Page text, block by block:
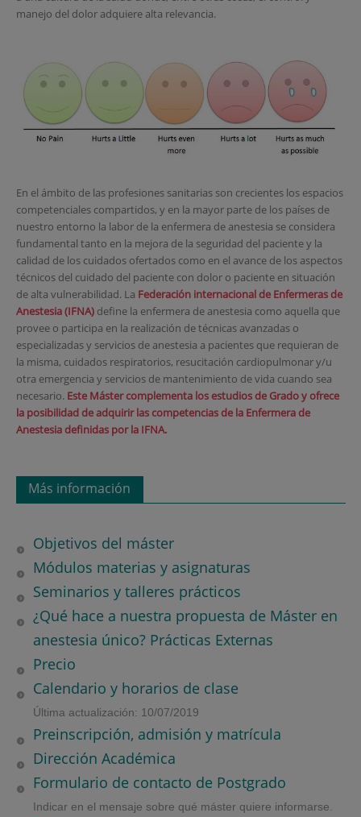
manejo del dolor adquiere alta relevancia.
En el ámbito de las profesiones sanitarias son crecientes los espacios
competenciales compartidos, y en la mayor parte de los países de
nuestro entorno la labor de la enfermera de anestesia se considera
fundamental tanto en la mejora de la seguridad del paciente y la
calidad de los cuidados ofertados como en el avance de los aspectos
técnicos del cuidado del paciente con dolor o paciente en situación
de alta vulnerabilidad. La Federación internacional de Enfermeras de
Anestesia (IFNA)define la enfermera de anestesia como aquella que
provee o participa en la realización de técnicas avanzadas o
especializadas y servicios de anestesia a pacientes que requieran de
la misma, cuidados respiratorios, resucitación cardiopulmonar y/u
otra emergencia y servicios de mantenimiento de vida cuando sea
necesario. Este Máster complementa los estudios de Grado y ofrece
la posibilidad de adquirir las competencias de la Enfermera de
Anestesia definidas por la IFNA.
Más información
Objetivos del máster
Módulos materias y asignaturas
Seminarios y talleres prácticos
¿Qué hace a nuestra propuesta de Máster en
anestesia único? Prácticas Externas
Precio
Calendario y horarios de clase
Última actualización: 10/07/2019
Preinscripción, admisión y matrícula
Dirección Académica
Formulario de contacto de Postgrado
Indicar en el mensaje sobre qué máster quiere informarse.